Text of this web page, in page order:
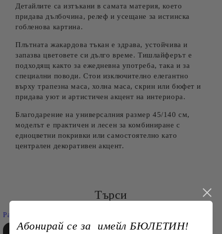
Детайлите са изтъкани в самата материя, което
придава дълбочина, релеф и усещане за истинска
гобленова картина.
Плътната жакардова тъкан е здрава, устойчива и
запазва цветовете си дълго време. Тишлайферът е
подходящ както за ежедневна употреба, така и за
специални поводи. Стои изключително елегантно
върху трапезна маса, холна маса, скрин или бюфет и
придава уют и артистичен акцент на интериора.
Благодарение на универсалния размер 45/140 см,
моделът е практичен и лесен за комбиниране с
едноцветни покривки или самостоятелно като
централен декоративен акцент.
Търси
Разширено търсене
Абонирай се за имейл БЮЛЕТИН!